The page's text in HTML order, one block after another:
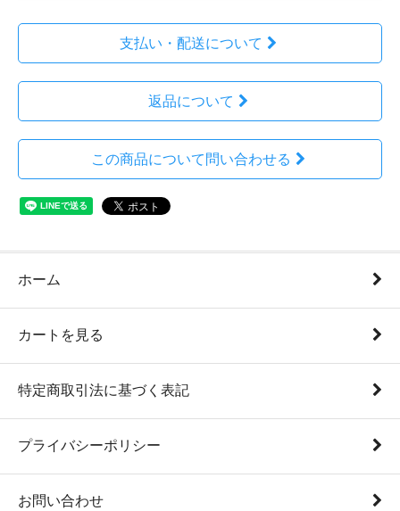
支払い・配送について
返品について
この商品について問い合わせる
ホーム
カートを見る
特定商取引法に基づく表記
プライバシーポリシー
お問い合わせ